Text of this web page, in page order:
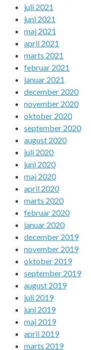
juli 2021
juni 2021
maj 2021
april 2021
marts 2021
februar 2021
januar 2021
december 2020
november 2020
oktober 2020
september 2020
august 2020
juli 2020
juni 2020
maj 2020
april 2020
marts 2020
februar 2020
januar 2020
december 2019
november 2019
oktober 2019
september 2019
august 2019
juli 2019
juni 2019
maj 2019
april 2019
marts 2019